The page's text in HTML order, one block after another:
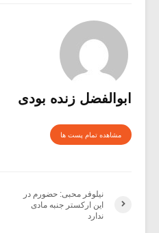
ابوالفضل زنده بودی
مشاهده تمام پست ها
نیلوفر محبی: حضورم در
این ارکستر جنبه مادی
ندارد